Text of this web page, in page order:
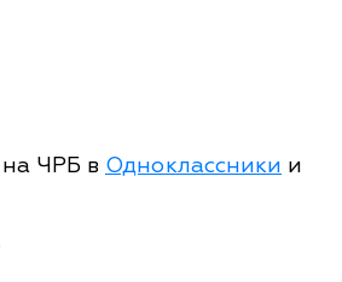
ЧРБ в Одноклассники и